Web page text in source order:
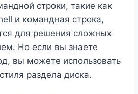
строки, такие как
и командная строка,
для решения сложных
Но если вы знаете
вы можете использовать
раздела диска.